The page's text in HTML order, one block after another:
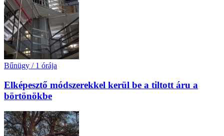
Bűnügy / 1 órája
Elképesztő módszerekkel kerül be a tiltott áru a
börtönökbe